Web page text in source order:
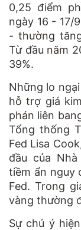
0,25 điểm
ngày 16 - 17/
- thường
Từ đầu năm
39%.
Những lo
hỗ trợ giá
phán liên
Tổng thống
Fed Lisa
đầu của
tiềm ẩn nguy
Fed. Trong
vàng thường
Sự chú ý